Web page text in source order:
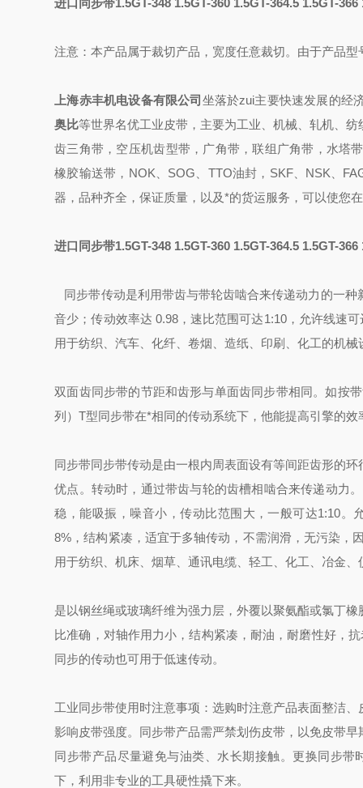
进口同步带1.5GT-348 1.5GT-360 1.5GT-364.5 1.5GT-366
注意：本产品属于裁切产品，宽度任意裁切。由于产品
上海赤丰机电设备有限公司 坐落於zui主要快速发展的经
奥比等世界名优工业皮带，主要为工业、机械、轧机、
齿三角带，空压机齿型带，广角带，联组广角带，水塔
橡胶输送带 ， NOK、SOG、TTO油封 ， SKF、NSK、
器，品种齐全，保证质量， 以及*的货运服务，可以使您
进口同步带1.5GT-348 1.5GT-360 1.5GT-364.5 1.5GT-366
同步带传动是利用带齿与带轮齿啮合来传递动力的一
音少；传动效率达 0.98，速比范围可达1:10，允许线速
用于纺织、汽车、化纤、卷烟、造纸、印刷、化工的机
双面齿同步带的节距和齿形与单面齿同步带相同。如按
列）T型同步带在*相同的传动系统下，他能提高引擎的
同步带同步带传动是由一根内周表面设有等间距齿形的
优点。转动时，通过带齿与轮的齿槽相啮合来传递动力
稳，能吸振，噪音小，传动比范围大，一般可达1:10
8%，结构紧凑，适宜于多轴传动，不需润滑，无污染，
用于纺织、机床、烟草、通讯电缆、轻工、化工、冶金
是以钢丝绳或玻璃纤维为强力层，外覆以聚氨酯或氯丁
比准确，对轴作用力小，结构紧凑，耐油，耐磨性好
同步的传动也可用于低速传动。
工业同步带使用时注意事项：选购时注意产品表面整洁
影响皮带强度。 同步带产品需严禁划伤皮带，以免皮带早
同步带产品尽量避免与油类、水长期接触。 更换同步带
下，利用非专业的工具硬性撬下来。